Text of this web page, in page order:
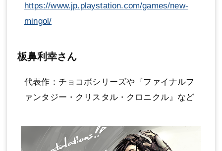
https://www.jp.playstation.com/games/new-
mingol/
板鼻利幸さん
代表作：チョコボシリーズや『ファイナルフ
ァンタジー・クリスタル・クロニクル』など